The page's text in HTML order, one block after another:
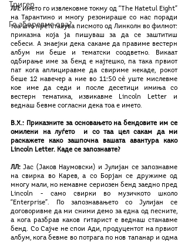
Тригер
Го зборевме ова?
ЛЛ: Името го извлековме токму од “The Hatetul Eight”
на Тарантино и многу резонираше со нас поради
тоа што претставува писмото од Линколн во филмот:
приказна која ја пишуваш за да се заштитиш
себеси. А знаејки дека сакаме да правиме вестерн
албум ни беше и тематски соодветно. Викаат
одбирање име за бенд е најтешко, па така првиот
пат кога аплициравме да свириме некаде, рокот
беше 12 навечер а ние во 11:50 сѐ уште мислевме
кое име да седи и после десетици имиња со
вестерн тематика, извикавме Lincoln Letter и
веднаш бевме согласни дека тоа е името.
В.Х.: Приказните за основањето на бендовите им се
омилени на луѓето  и со таа цел сакам да ми
раскажете како зашпочна вашата авантура како
Lincoln Letter. Каде се запознавте?
ЛЛ: Јас (Јаков Наумовски) и Јулијан се запознавме
на свирка во Карев, а со Борјан се дружиме од
многу мали, но немавме сериозен бенд заедно пред
Lincoln - само свирки во музичкото школо
“Enterprise”. По запознавањето со Јулијан се
договоривме да ми сними демо за една од песните,
а кога разбрав каков гитарист е веднаш станавме
бенд. Со Сајче не спои Ади, продуцентот на првиот
албум, кога бевме во потрага по нов тапанар и одма